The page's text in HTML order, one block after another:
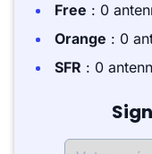
Free : 0
Orange : 0
SFR : 0